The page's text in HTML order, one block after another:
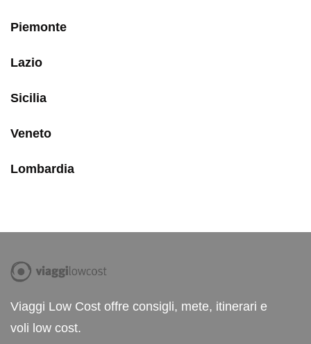
Piemonte
Lazio
Sicilia
Veneto
Lombardia
Viaggi Low Cost offre consigli, mete, itinerari e
voli low cost.